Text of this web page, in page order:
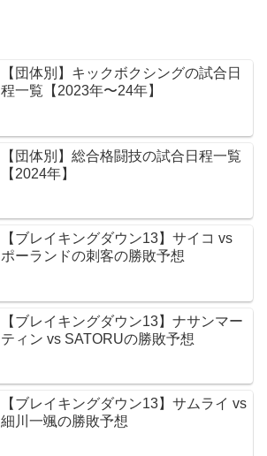
【団体別】キックボクシングの試合日
程一覧【2023年〜24年】
【団体別】総合格闘技の試合日程一覧
【2024年】
【ブレイキングダウン13】サイコ vs
ポーランドの刺客の勝敗予想
【ブレイキングダウン13】ナサンマー
ティン vs SATORUの勝敗予想
【ブレイキングダウン13】サムライ vs
細川一颯の勝敗予想